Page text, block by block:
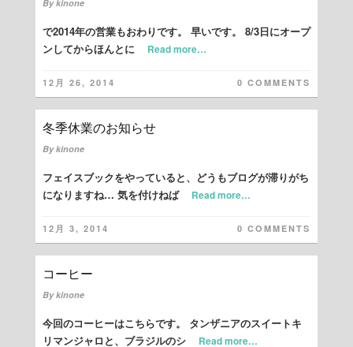
Bykinone
で2014年の営業もおわりです。 早いです。 8/3日にオープ
ンしてからほんとに
Read more…
12月 26, 2014 0 COMMENTS
冬季休業のお知らせ
Bykinone
フェイスブックをやっていると、どうもブログが滞りがち
になりますね… 気を付けねば
Read more…
12月 3, 2014 0 COMMENTS
コーヒー
Bykinone
今回のコーヒーはこちらです。 タンザニアのスイートキ
リマンジャロと、ブラジルのシ
Read more…